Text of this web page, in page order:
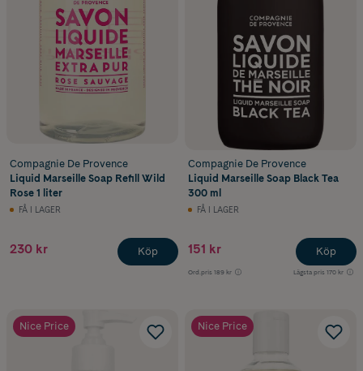
Compagnie De Provence
Liquid Marseille Soap Refill Wild
Rose 1 liter
FÅ I LAGER
230 kr Köp
Compagnie De Provence
Liquid Marseille Soap Black Tea
300 ml
FÅ I LAGER
151 kr
Ord.pris 189 kr Lägsta pris 170 kr
Köp
Nice Price Nice Price